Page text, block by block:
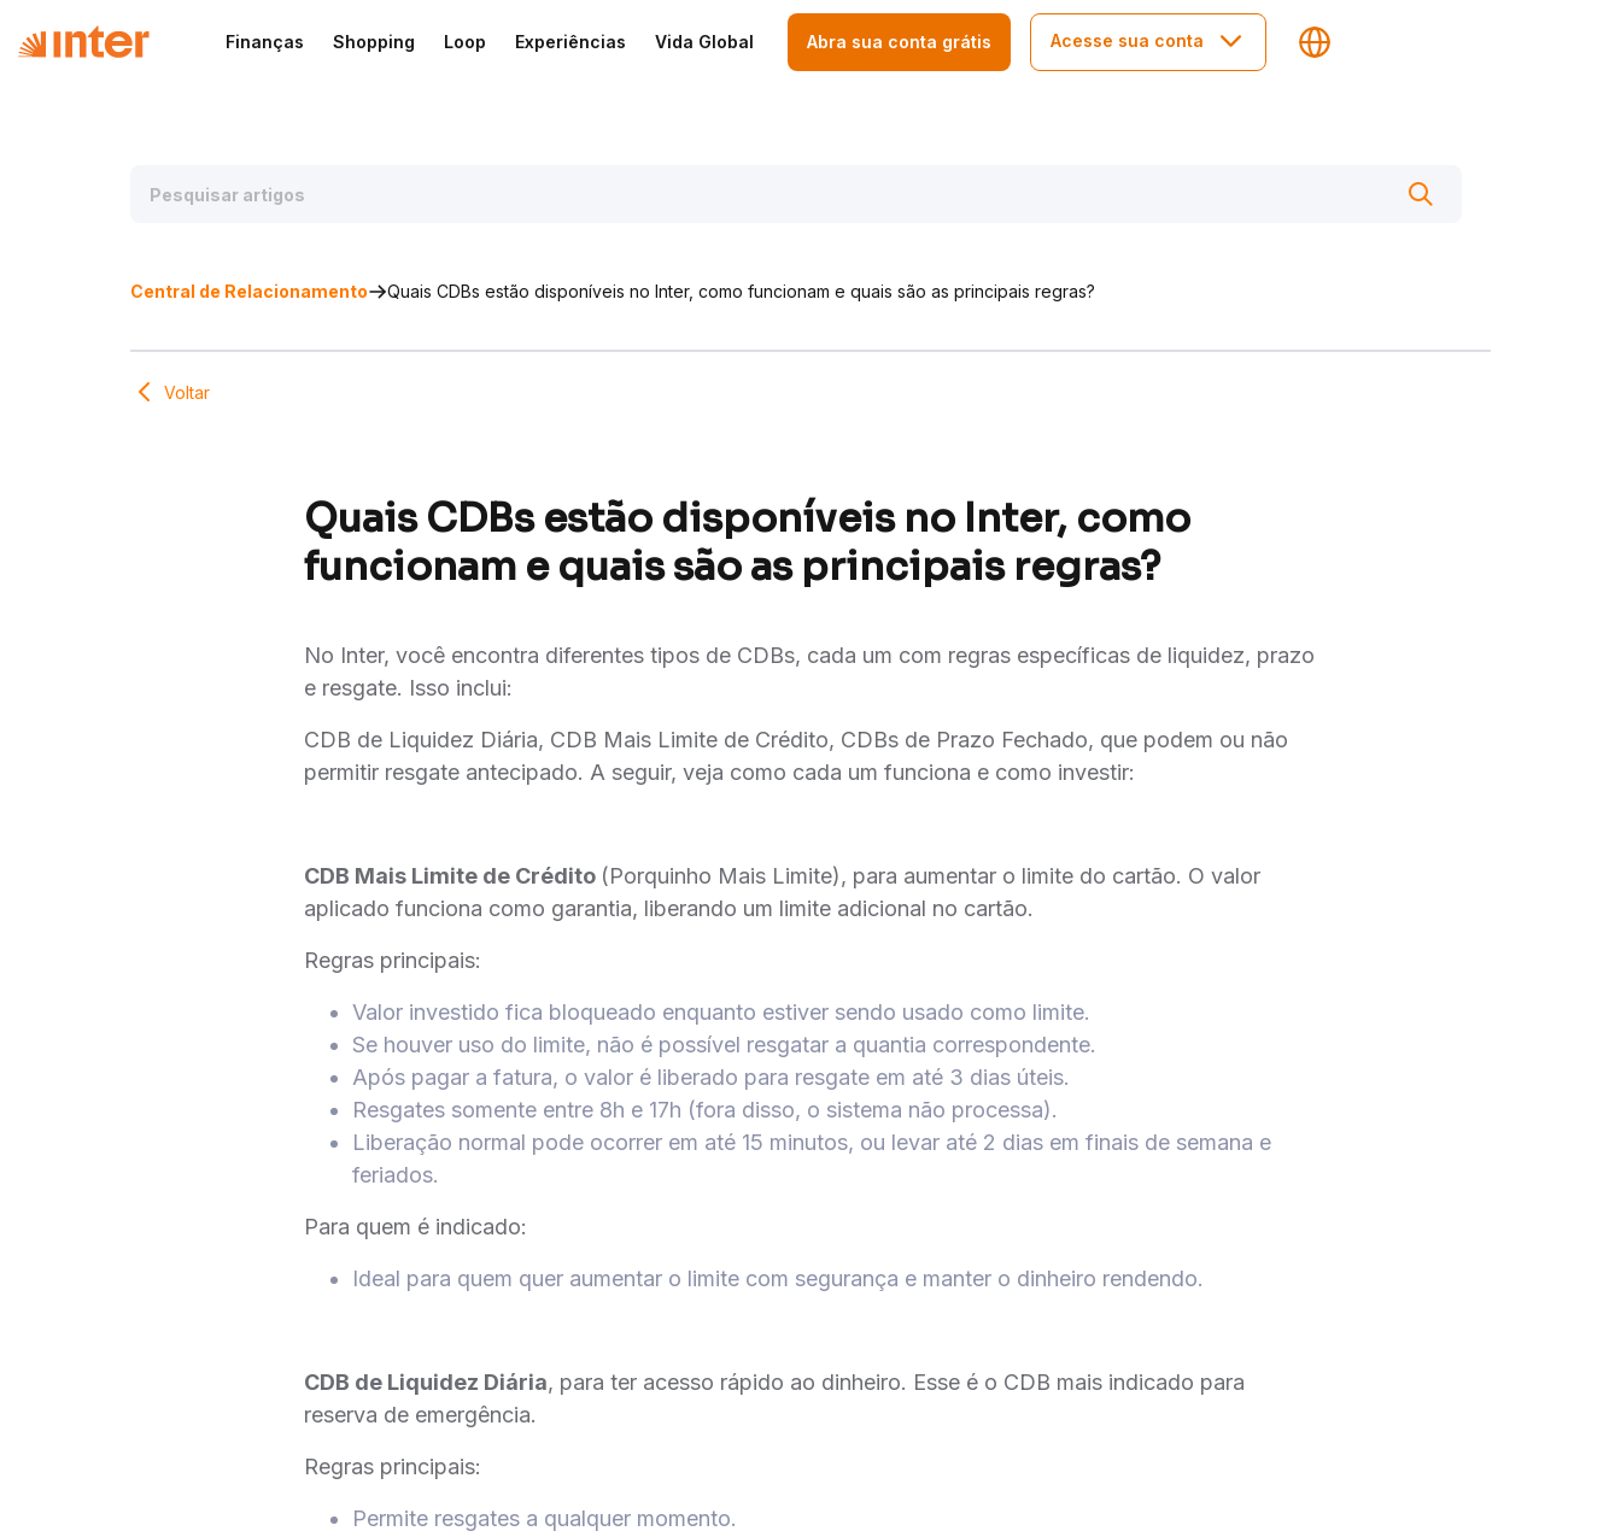
Finanças Shopping Loop Experiências Vida Global Abra sua conta grátis Acesse sua conta
Central de Relacionamento Quais CDBs estão disponíveis no Inter, como funcionam e quais são as principais regras?
Voltar
Quais CDBs estão disponíveis no Inter, como
funcionam e quais são as principais regras?
No Inter, você encontra diferentes tipos de CDBs, cada um com regras específicas de liquidez, prazo
e resgate. Isso inclui:
CDB de Liquidez Diária, CDB Mais Limite de Crédito, CDBs de Prazo Fechado, que podem ou não
permitir resgate antecipado. A seguir, veja como cada um funciona e como investir:
CDB Mais Limite de Crédito (Porquinho Mais Limite), para aumentar o limite do cartão. O valor
aplicado funciona como garantia, liberando um limite adicional no cartão.
Regras principais:
Valor investido fica bloqueado enquanto estiver sendo usado como limite.
Se houver uso do limite, não é possível resgatar a quantia correspondente.
Após pagar a fatura, o valor é liberado para resgate em até 3 dias úteis.
Resgates somente entre 8h e 17h (fora disso, o sistema não processa).
Liberação normal pode ocorrer em até 15 minutos, ou levar até 2 dias em finais de semana e
feriados.
Para quem é indicado:
Ideal para quem quer aumentar o limite com segurança e manter o dinheiro rendendo.
CDB de Liquidez Diária, para ter acesso rápido ao dinheiro. Esse é o CDB mais indicado para
reserva de emergência.
Regras principais:
Permite resgates a qualquer momento.